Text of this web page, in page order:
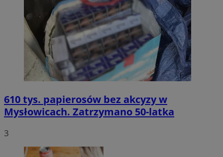
610 tys. papierosów bez akcyzy w
Mysłowicach. Zatrzymano 50-latka
3